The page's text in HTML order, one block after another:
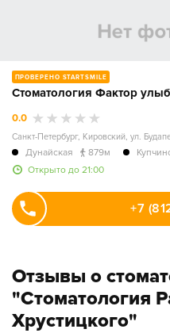
ПРОВЕРЕНО STARTSMILE
ЧАСТНАЯ
Стоматология Фактор
0.0
Санкт-Петербург, Кировский, ул.
Дунайская 879м
Открыто до 21:00
+7
Отзывы о
"Стоматология
Хрустицкого"